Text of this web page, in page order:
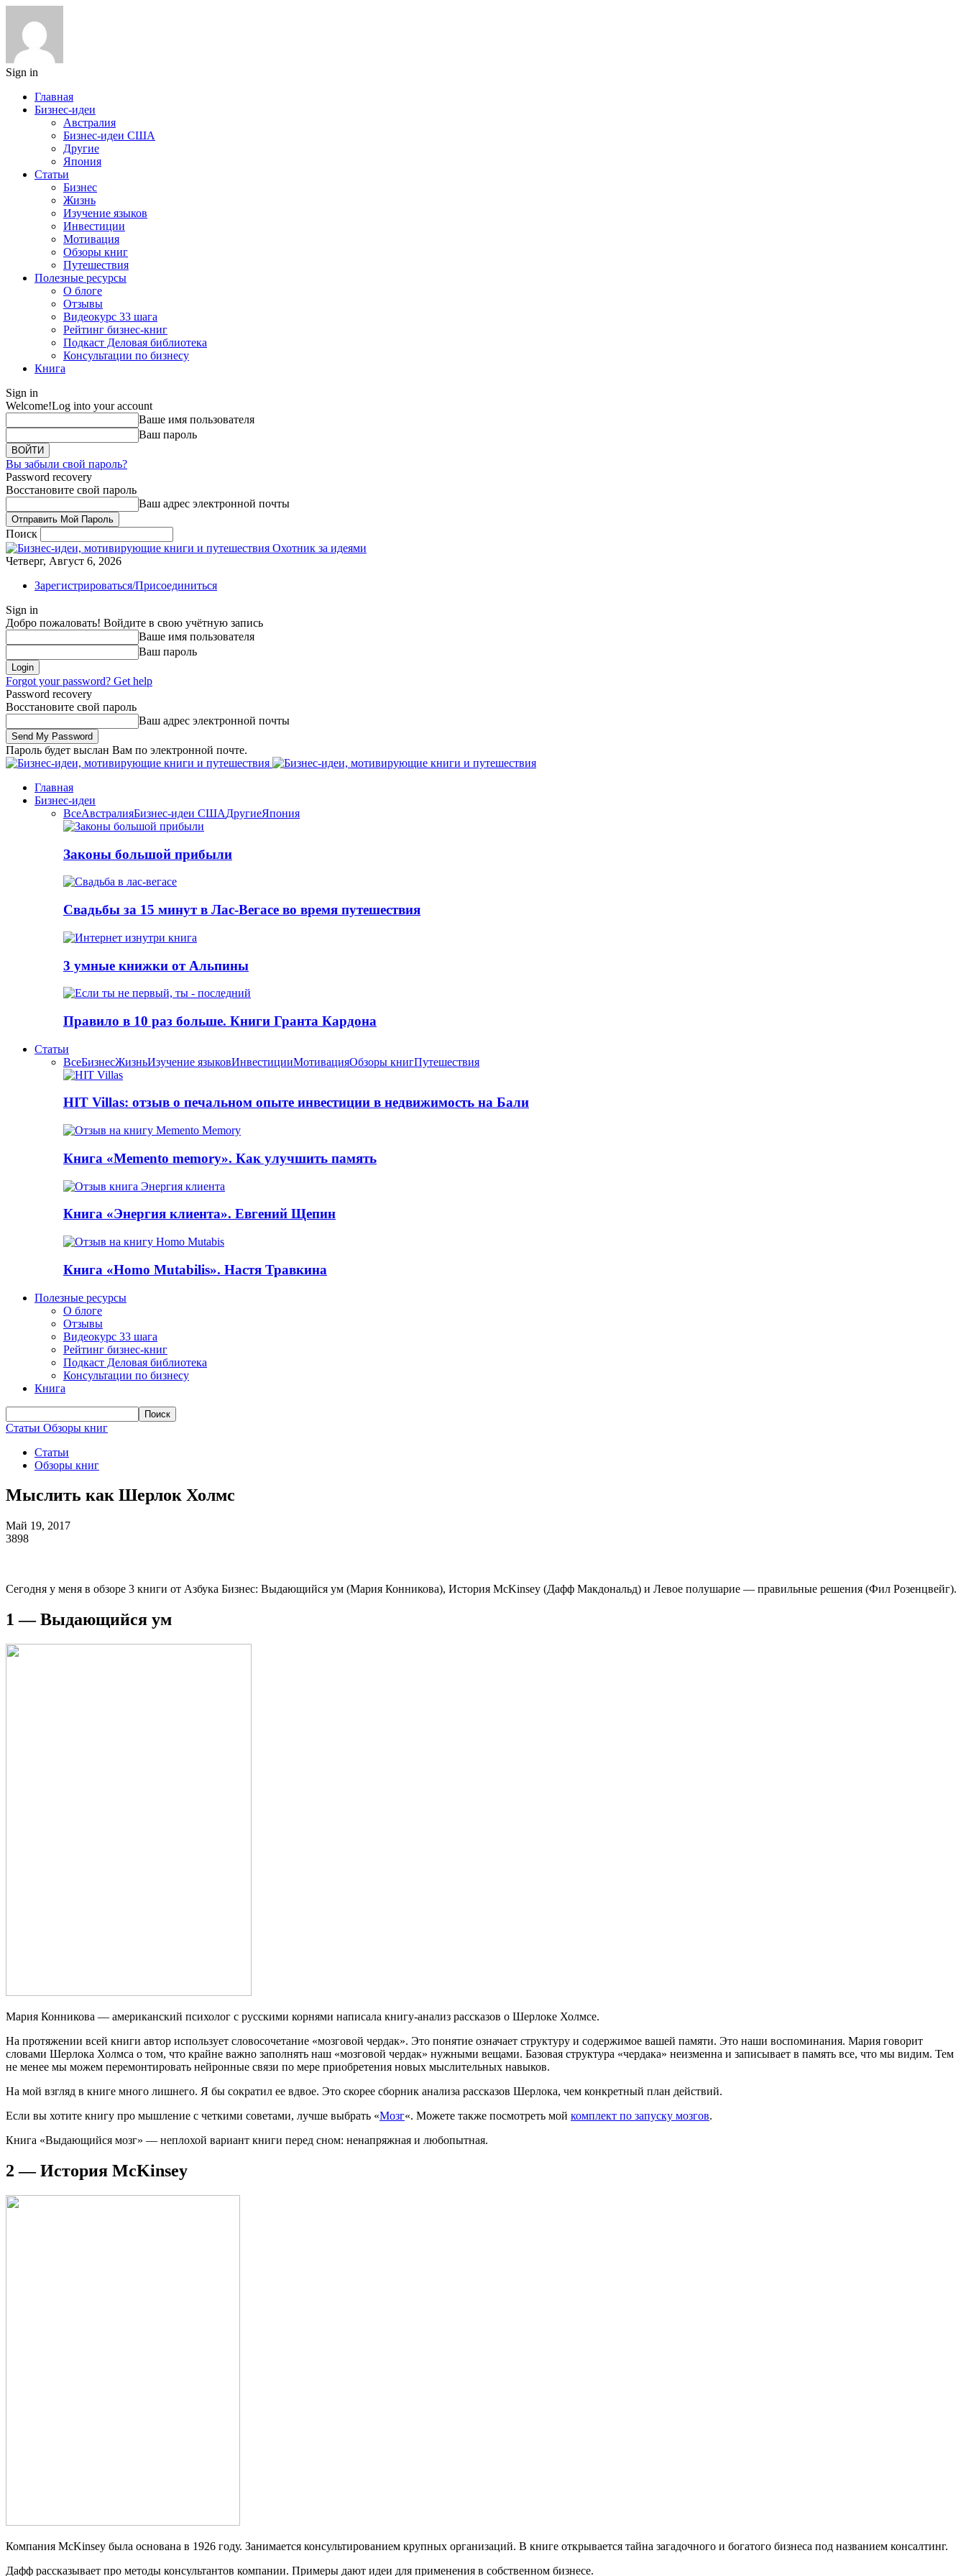
Sign in
Главная
Бизнес-идеи
Австралия
Бизнес-идеи США
Другие
Япония
Статьи
Бизнес
Жизнь
Изучение языков
Инвестиции
Мотивация
Обзоры книг
Путешествия
Полезные ресурсы
О блоге
Отзывы
Видеокурс 33 шага
Рейтинг бизнес-книг
Подкаст Деловая библиотека
Консультации по бизнесу
Книга
Sign in
Welcome!Log into your account
Ваше имя пользователя
Ваш пароль
Вы забыли свой пароль?
Password recovery
Восстановите свой пароль
Ваш адрес электронной почты
Поиск
Охотник за идеями
Четверг, Август 6, 2026
Зарегистрироваться/Присоединиться
Sign in
Добро пожаловать! Войдите в свою учётную запись
Ваше имя пользователя
Ваш пароль
Forgot your password? Get help
Password recovery
Восстановите свой пароль
Ваш адрес электронной почты
Пароль будет выслан Вам по электронной почте.
Главная
Бизнес-идеи
ВсеАвстралияБизнес-идеи СШАДругиеЯпония
Законы большой прибыли
Свадьбы за 15 минут в Лас-Вегасе во время путешествия
3 умные книжки от Альпины
Правило в 10 раз больше. Книги Грантa Кардона
Статьи
ВсеБизнесЖизньИзучение языковИнвестицииМотивацияОбзоры книгПутешествия
HIT Villas: отзыв о печальном опыте инвестиции в недвижимость на Бали
Книга «Memento memory». Как улучшить память
Книга «Энергия клиента». Евгений Щепин
Книга «Homo Mutabilis». Настя Травкина
Полезные ресурсы
О блоге
Отзывы
Видеокурс 33 шага
Рейтинг бизнес-книг
Подкаст Деловая библиотека
Консультации по бизнесу
Книга
Статьи Обзоры книг
Статьи
Обзоры книг
Мыслить как Шерлок Холмс
Май 19, 2017
3898
Сегодня у меня в обзоре 3 книги от Азбука Бизнес: Выдающийся ум (Мария Конникова), История McKinsey (Дафф Макдональд) и Левое полушарие — правильные решения (Фил Розенцвейг).
1 — Выдающийся ум
Мария Конникова — американский психолог с русскими корнями написала книгу-анализ рассказов о Шерлоке Холмсе.
На протяжении всей книги автор использует словосочетание «мозговой чердак». Это понятие означает структуру и содержимое вашей памяти. Это наши воспоминания. Мария говорит
словами Шерлока Холмса о том, что крайне важно заполнять наш «мозговой чердак» нужными вещами. Базовая структура «чердака» неизменна и записывает в память все, что мы видим. Тем
не менее мы можем перемонтировать нейронные связи по мере приобретения новых мыслительных навыков.
На мой взгляд в книге много лишнего. Я бы сократил ее вдвое. Это скорее сборник анализа рассказов Шерлока, чем конкретный план действий.
Если вы хотите книгу про мышление с четкими советами, лучше выбрать «Мозг«. Можете также посмотреть мой комплект по запуску мозгов.
Книга «Выдающийся мозг» — неплохой вариант книги перед сном: ненапряжная и любопытная.
2 — История McKinsey
Компания McKinsey была основана в 1926 году. Занимается консультированием крупных организаций. В книге открывается тайна загадочного и богатого бизнеса под названием консалтинг.
Дафф рассказывает про методы консультантов компании. Примеры дают идеи для применения в собственном бизнесе.